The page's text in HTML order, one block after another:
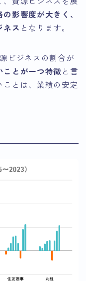
影響度が大きく、
ネス となります。
ビジネスの割合が
とが一つ特徴 と言
とは、業績の安定